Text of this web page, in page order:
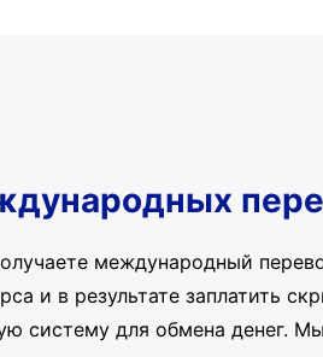
международный
и в результате заплатить
систему для обмена денег.